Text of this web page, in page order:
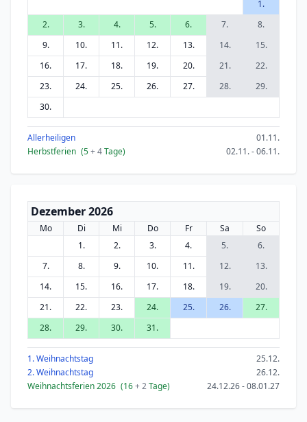
1.
2.
3. 4. 5. 6. 7.
8.
9.
10. 11. 12. 13. 14.
15.
16.
17. 18. 19. 20. 21.
22.
23.
24. 25. 26. 27. 28.
29.
30.
Allerheiligen
01.11.
Herbstferien (5+ 4Tage) 02.11. - 06.11.
Dezember 2026
Mo Di Mi Do Fr Sa
So
1.
2. 3. 4. 5.
6.
7.
8. 9. 10. 11. 12.
13.
14.
15. 16. 17. 18. 19.
20.
21.
22. 23. 24. 25. 26.
27.
28.
29. 30. 31.
1. Weihnachtstag
25.12.
2. Weihnachtstag
26.12.
Weihnachtsferien 2026 (16+ 2Tage) 24.12.26 - 08.01.27